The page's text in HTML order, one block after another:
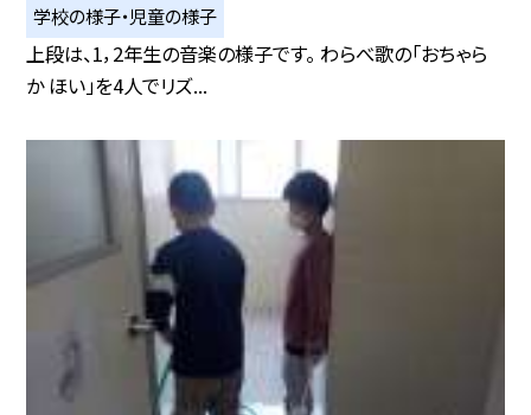
学校の様子・児童の様子
上段は、1，2年生の音楽の様子です。 わらべ歌の「おちゃら
か ほい」を4人でリズ...